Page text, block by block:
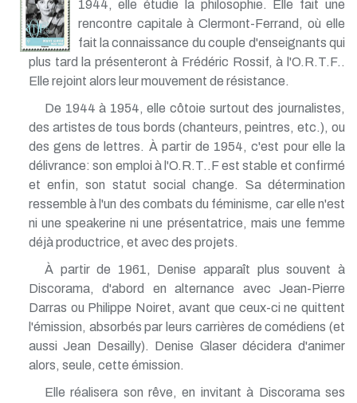
1944, elle étudie la philosophie. Elle fait une
rencontre capitale à Clermont-Ferrand, où elle
fait la connaissance du couple d'enseignants qui
plus tard la présenteront à Frédéric Rossif, à l'O.R.T.F..
Elle rejoint alors leur mouvement de résistance.
De 1944 à 1954, elle côtoie surtout des journalistes,
des artistes de tous bords (chanteurs, peintres, etc.), ou
des gens de lettres. À partir de 1954, c'est pour elle la
délivrance: son emploi à l'O.R.T..F est stable et confirmé
et enfin, son statut social change. Sa détermination
ressemble à l'un des combats du féminisme, car elle n'est
ni une speakerine ni une présentatrice, mais une femme
déjà productrice, et avec des projets.
À partir de 1961, Denise apparaît plus souvent à
Discorama, d'abord en alternance avec Jean-Pierre
Darras ou Philippe Noiret, avant que ceux-ci ne quittent
l'émission, absorbés par leurs carrières de comédiens (et
aussi Jean Desailly). Denise Glaser décidera d'animer
alors, seule, cette émission.
Elle réalisera son rêve, en invitant à Discorama ses